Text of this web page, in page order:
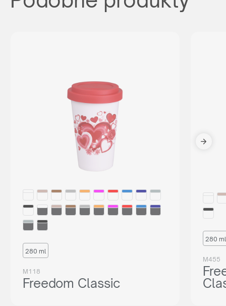
280 ml
M118
Freedom Classic
280 ml
M455